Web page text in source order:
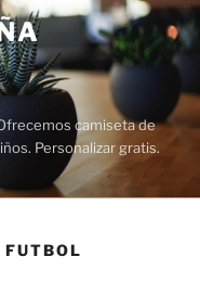
camiseta de
Personalizar gratis.
FUTBOL